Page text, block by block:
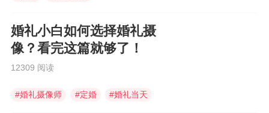
婚礼小白如何选择婚礼摄
像？看完这篇就够了！
12309 阅读
#婚礼摄像师 #定婚 #婚礼当天